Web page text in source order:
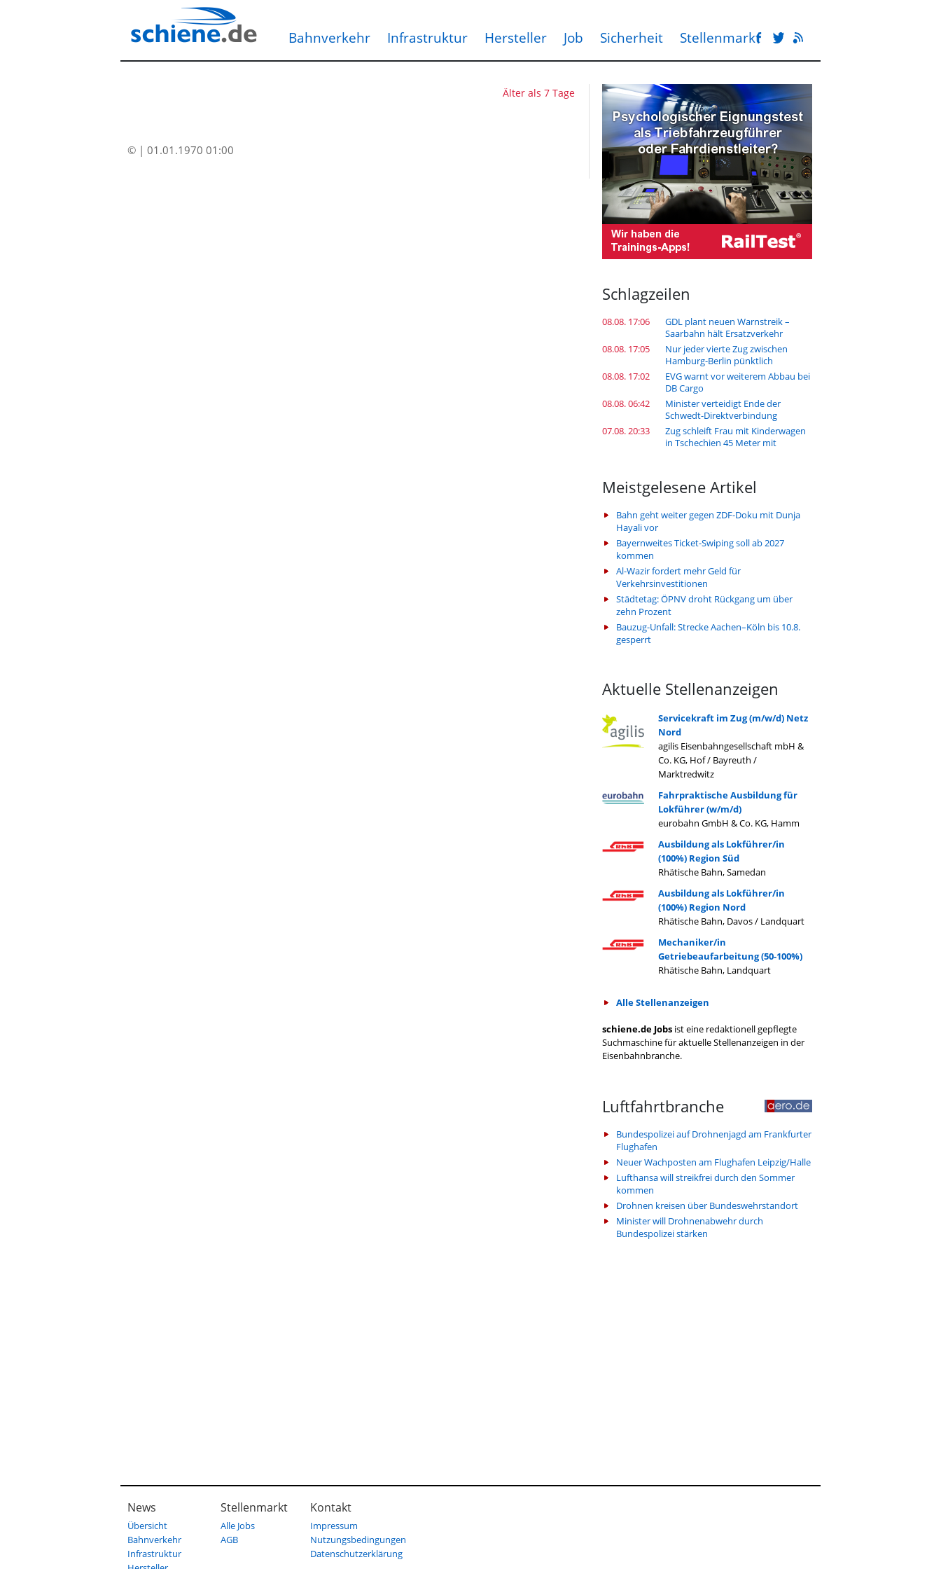
Bahnverkehr Infrastruktur Hersteller Job Sicherheit Stellenmarkt
Älter als 7 Tage
© | 01.01.1970 01:00
Schlagzeilen
08.08. 17:06
GDL plant neuen Warnstreik –
Saarbahn hält Ersatzverkehr
08.08. 17:05
Nur jeder vierte Zug zwischen
Hamburg-Berlin pünktlich
08.08. 17:02
EVG warnt vor weiterem Abbau bei
DB Cargo
08.08. 06:42
Minister verteidigt Ende der
Schwedt-Direktverbindung
07.08. 20:33
Zug schleift Frau mit Kinderwagen
in Tschechien 45 Meter mit
Meistgelesene Artikel
Bahn geht weiter gegen ZDF-Doku mit Dunja
Hayali vor
Bayernweites Ticket-Swiping soll ab 2027
kommen
Al-Wazir fordert mehr Geld für
Verkehrsinvestitionen
Städtetag: ÖPNV droht Rückgang um über
zehn Prozent
Bauzug-Unfall: Strecke Aachen–Köln bis 10.8.
gesperrt
Aktuelle Stellenanzeigen
Servicekraft im Zug (m/w/d) Netz
Nord
agilis Eisenbahngesellschaft mbH &
Co. KG, Hof / Bayreuth /
Marktredwitz
Fahrpraktische Ausbildung für
Lokführer (w/m/d)
eurobahn GmbH & Co. KG, Hamm
Ausbildung als Lokführer/in
(100%) Region Süd
Rhätische Bahn, Samedan
Ausbildung als Lokführer/in
(100%) Region Nord
Rhätische Bahn, Davos / Landquart
Mechaniker/in
Getriebeaufarbeitung (50-100%)
Rhätische Bahn, Landquart
Alle Stellenanzeigen
schiene.de Jobs ist eine redaktionell gepflegte
Suchmaschine für aktuelle Stellenanzeigen in der
Eisenbahnbranche.
Luftfahrtbranche
Bundespolizei auf Drohnenjagd am Frankfurter
Flughafen
Neuer Wachposten am Flughafen Leipzig/Halle
Lufthansa will streikfrei durch den Sommer
kommen
Drohnen kreisen über Bundeswehrstandort
Minister will Drohnenabwehr durch
Bundespolizei stärken
News
Übersicht
Bahnverkehr
Infrastruktur
Stellenmarkt
Alle Jobs
AGB
Kontakt
Impressum
Nutzungsbedingungen
Datenschutzerklärung